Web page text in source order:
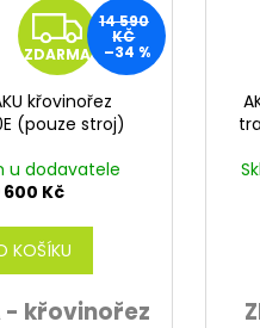
Z
D
A
R
M
A
ZDARMA
14 590
KČ
–34 %
křovinořez
(pouze stroj)
u dodavatele
600 Kč
KOŠÍKU
- křovinořez